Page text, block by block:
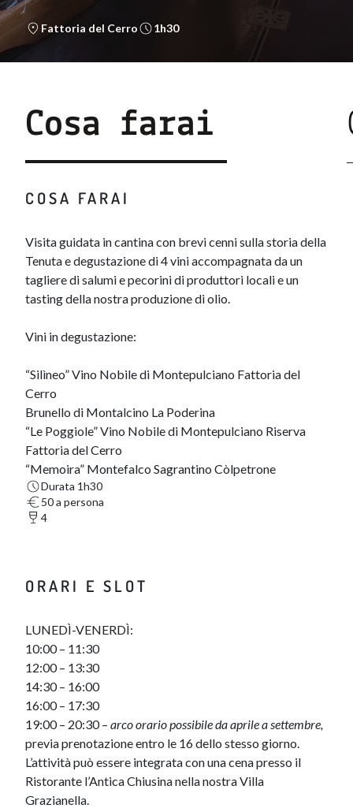
Fattoria del Cerro 1h30
Cosa farai
COSA FARAI
​​​​Visita guidata in cantina con brevi cenni sulla storia della
Tenuta e degustazione di 4 vini accompagnata da un
tagliere di salumi e pecorini di produttori locali e un
tasting della nostra produzione di olio.
Vini in degustazione:
“Silìneo” Vino Nobile di Montepulciano Fattoria del
Cerro
Brunello di Montalcino La Poderina
“Le Poggiole” Vino Nobile di Montepulciano Riserva
Fattoria del Cerro
“Memoira” Montefalco Sagrantino Còlpetrone
Durata 1h30
50 a persona
4
ORARI E SLOT
LUNEDÌ-VENERDÌ:
10:00 – 11:30
12:00 – 13:30
14:30 – 16:00
16:00 – 17:30
19:00 – 20:30 – arco orario possibile da aprile a settembre,
previa prenotazione entro le 16 dello stesso giorno.
L’attività può essere integrata con una cena presso il
Ristorante l’Antica Chiusina nella nostra Villa
Grazianella.